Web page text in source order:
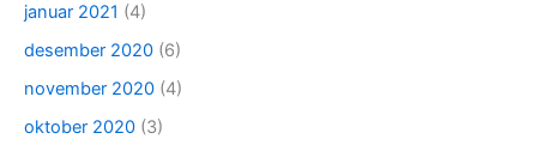
januar 2021 (4)
desember 2020 (6)
november 2020 (4)
oktober 2020 (3)